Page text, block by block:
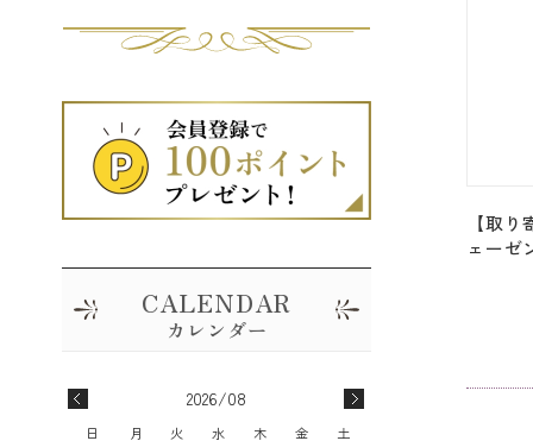
【取
ェーゼ
2026/08
日 月 火 水 木 金 土